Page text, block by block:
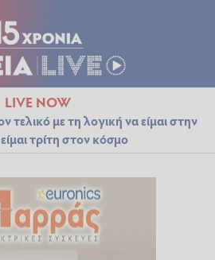
LIVE NOW
με τη λογική να είμαι στην
τρίτη στον κόσμο